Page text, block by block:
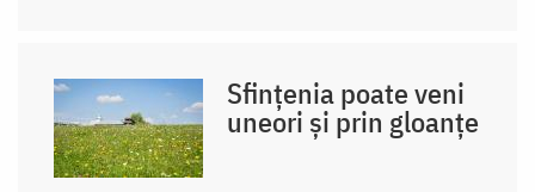
Sfințenia poate veni
uneori și prin gloanțe